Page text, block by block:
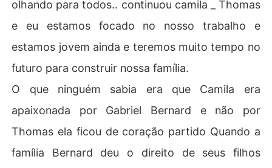
olhando para todos.. continuou camila _ Thomas
e eu estamos focado no nosso trabalho e
estamos jovem ainda e teremos muito tempo no
futuro para construir nossa família.
O que ninguém sabia era que Camila era
apaixonada por Gabriel Bernard e não por
Thomas ela ficou de coração partido Quando a
família Bernard deu o direito de seus filhos